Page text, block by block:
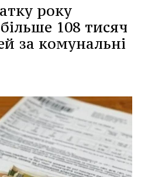
року
108 тисяч
за комунальні